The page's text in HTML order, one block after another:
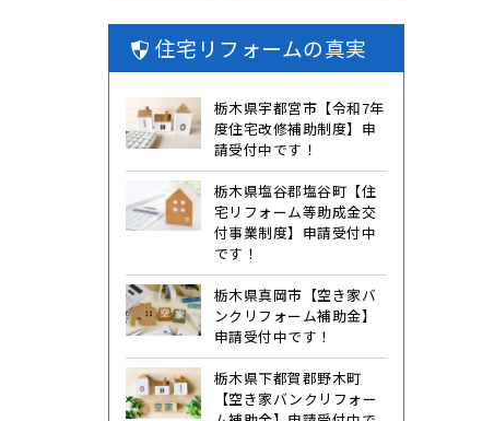
住宅リフォームの真実
栃木県宇都宮市【令和7年
度住宅改修補助制度】申
請受付中です！
栃木県塩谷郡塩谷町【住
宅リフォーム等助成金交
付事業制度】申請受付中
です！
栃木県真岡市【空き家バ
ンクリフォーム補助金】
申請受付中です！
栃木県下都賀郡野木町
【空き家バンクリフォー